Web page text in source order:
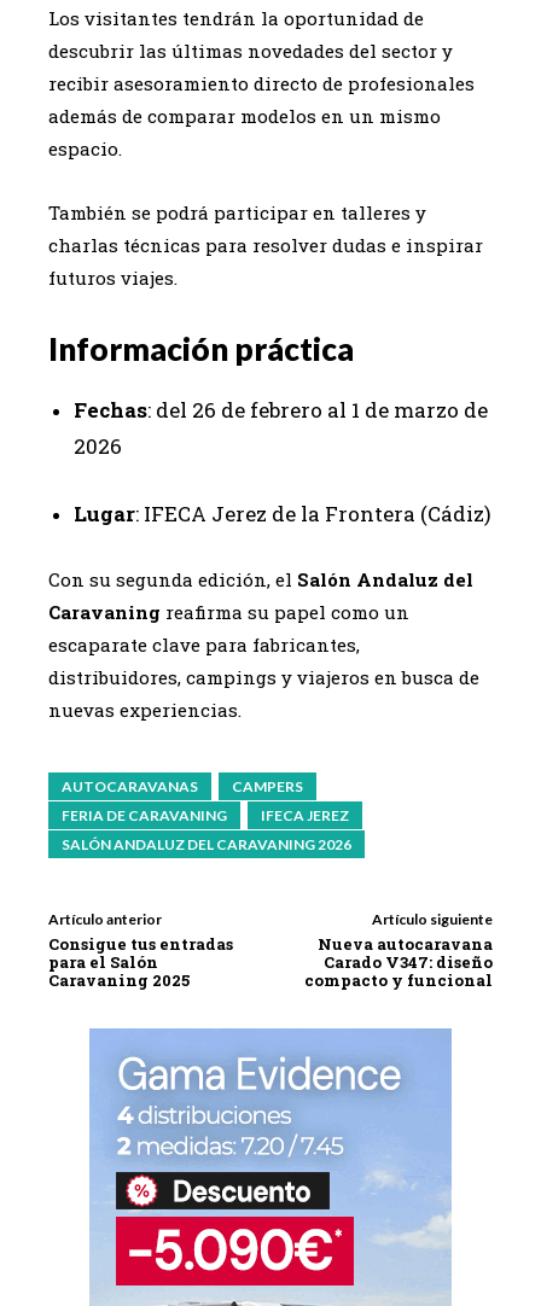
Los visitantes tendrán la oportunidad de
descubrir las últimas novedades del sector y
recibir asesoramiento directo de profesionales
además de comparar modelos en un mismo
espacio.
También se podrá participar en talleres y
charlas técnicas para resolver dudas e inspirar
futuros viajes.
Información práctica
Fechas: del 26 de febrero al 1 de marzo de
2026
Lugar: IFECA Jerez de la Frontera (Cádiz)
Con su segunda edición, el Salón Andaluz del
Caravaning reafirma su papel como un
escaparate clave para fabricantes,
distribuidores, campings y viajeros en busca de
nuevas experiencias.
AUTOCARAVANAS
CAMPERS
FERIA DE CARAVANING
IFECA JEREZ
SALÓN ANDALUZ DEL CARAVANING 2026
Artículo anterior
Consigue tus entradas
para el Salón
Caravaning 2025
Artículo siguiente
Nueva autocaravana
Carado V347: diseño
compacto y funcional